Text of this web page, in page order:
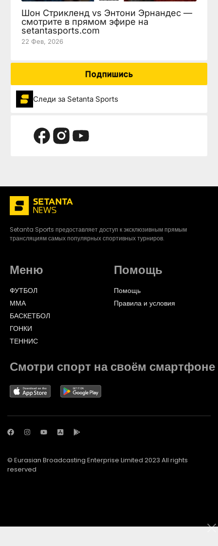
Шон Стрикленд vs Энтони Эрнандес —
смотрите в прямом эфире на
setantasports.com
22 Фев, 2026
Подпишись
Следи за Setanta Sports
Setanta Sports предоставляет доступ к эксклюзивным прямым
трансляциям самых популярных спортивных турниров.
Меню
ФУТБОЛ
ММА
БАСКЕТБОЛ
ГОНКИ
ТЕННИС
Помощь
Помощь
Правила и условия
Смотри спорт на своём смартфоне
© Eurasian Broadcasting Enterprise Limited 2023 All rights
reserved